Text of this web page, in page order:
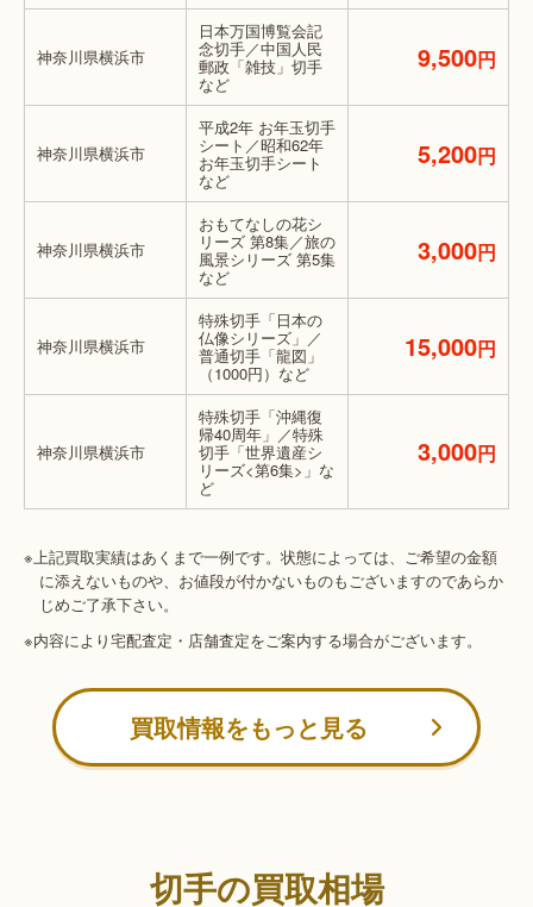
神奈川県横浜市
日本万国博覧会記
念切手／中国人民
郵政「雑技」切手
など
9,500円
神奈川県横浜市
平成2年 お年玉切手
シート／昭和62年
お年玉切手シート
など
5,200円
神奈川県横浜市
おもてなしの花シ
リーズ 第8集／旅の
風景シリーズ 第5集
など
3,000円
神奈川県横浜市
特殊切手「日本の
仏像シリーズ」／
普通切手「龍図」
（1000円）など
15,000円
神奈川県横浜市
特殊切手「沖縄復
帰40周年」／特殊
切手「世界遺産シ
リーズ<第6集>」な
ど
3,000円
※上記買取実績はあくまで一例です。状態によっては、ご希望の金額
に添えないものや、お値段が付かないものもございますのであらか
じめご了承下さい。
※内容により宅配査定・店舗査定をご案内する場合がございます。
買取情報をもっと見る
切手の買取相場